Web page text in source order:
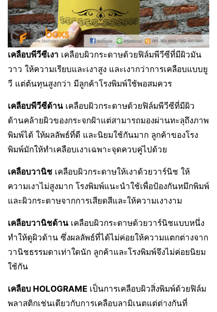
เคลือบพีวีซีเงา เคลือบผิวกระดาษด้วยฟิล์มพีวีซีที่มีผิวมัน
วาว ให้ความเรียบและเงาสูง และเงากว่าการเคลือบแบบยู
วี แต่ต้นทุนสูงกว่า มีลูกค้าโรงพิมพ์ใช้พอสมควร
เคลือบพีวีซีด้าน เคลือบผิวกระดาษด้วยฟิล์มพีวีซีที่มีผิว
ด้านคล้ายผิวของกระจกฝ้าแต่สามารถมองผ่านทะลุถึงภาพ
พิมพ์ได้ ให้ผลลัพธ์ที่ดี และนิยมใช้กันมาก ลูกค้าของโรง
พิมพ์มักให้ทำเคลือบเงาเฉพาะจุดควบคู่ไปด้วย
เคลือบวานิช เคลือบผิวกระดาษให้เงาด้วยวาร์นิช ให้
ความเงาไม่สูงมาก โรงพิมพ์แนะนำใช้เพื่อป้องกันหมึกพิมพ์
และผิวกระดาษจากการเสียดสีและให้ความเงางาม
เคลือบวานิชด้าน เคลือบผิวกระดาษด้วยวาร์นิชแบบหนึ่ง
ทำให้ดูผิวด้าน ซึ่งผลลัพธ์ที่ได้ไม่ค่อยให้ความแตกต่างจาก
วานิชธรรมดาเท่าใดนัก ลูกค้าและโรงพิมพ์จึงไม่ค่อยนิยม
ใช้กัน
เคลือบ HOLOGRAME เป็นการเคลือบผิวสิ่งพิมพ์ด้วยฟิล์ม
พลาสติกเช่นเดียวกับการเคลือบลามิเนตแต่ต่างกันที่